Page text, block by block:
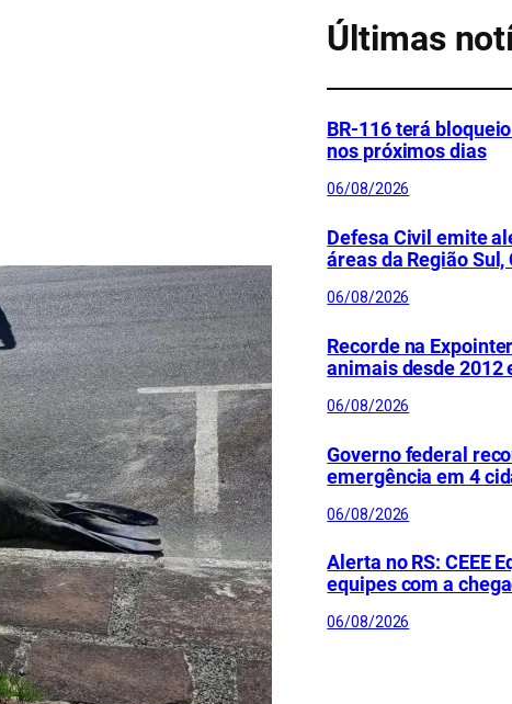
Últimas
BR-116 terá
nos próximos dias
06/08/2026
Defesa Civil emite
áreas da Região
06/08/2026
Recorde na
animais desde 2012
06/08/2026
Governo federal
emergência em 4
06/08/2026
Alerta no RS: CEEE
equipes com a
06/08/2026